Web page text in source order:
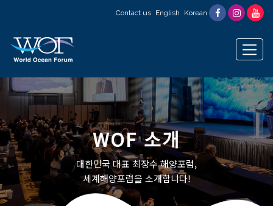
Contact us English Korean
WOF 소개
대한민국 대표 최장수 해양포럼,
세계해양포럼을 소개합니다!